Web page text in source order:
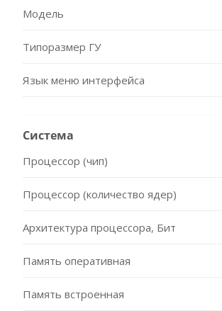
Модель
Типоразмер ГУ
Язык меню интерфейса
Система
Процессор (чип)
Процессор (количество ядер)
Архитектура процессора, Бит
Память оперативная
Память встроенная